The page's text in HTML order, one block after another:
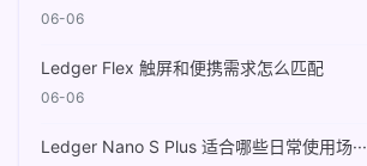
06-06
Ledger Flex 触屏和便携需求怎么匹配
06-06
Ledger Nano S Plus 适合哪些日常使用场···